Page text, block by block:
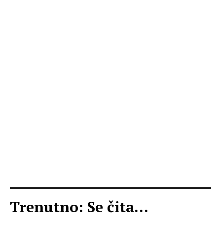
Trenutno: Se čita...